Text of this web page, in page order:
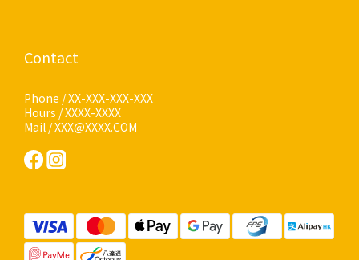
Contact
Phone / XX-XXX-XXX-XXX
Hours / XXXX-XXXX
Mail / XXX@XXXX.COM